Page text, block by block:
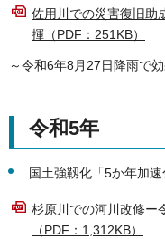
佐用川での災害復旧助
揮（PDF：251KB）
～令和6年8月27日降雨で
令和5年
国土強靱化「5か年加
杉原川での河川改修ー
（PDF：1,312KB）